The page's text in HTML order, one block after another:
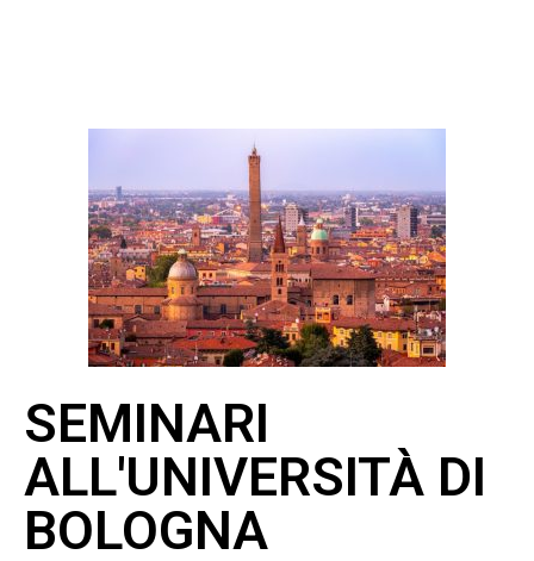
SEMINARI
ALL'UNIVERSITÀ DI
BOLOGNA